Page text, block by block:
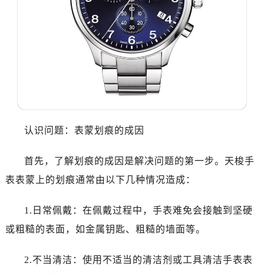
认识问题：表蒙划痕的成因
首先，了解划痕的成因是解决问题的第一步。天梭手
表表蒙上的划痕通常由以下几种情况造成：
1.日常佩戴：在佩戴过程中，手表难免会接触到坚硬
或粗糙的表面，如金属钥匙、粗糙的墙面等。
2.不当清洁：使用不适当的清洁剂或工具清洁手表表